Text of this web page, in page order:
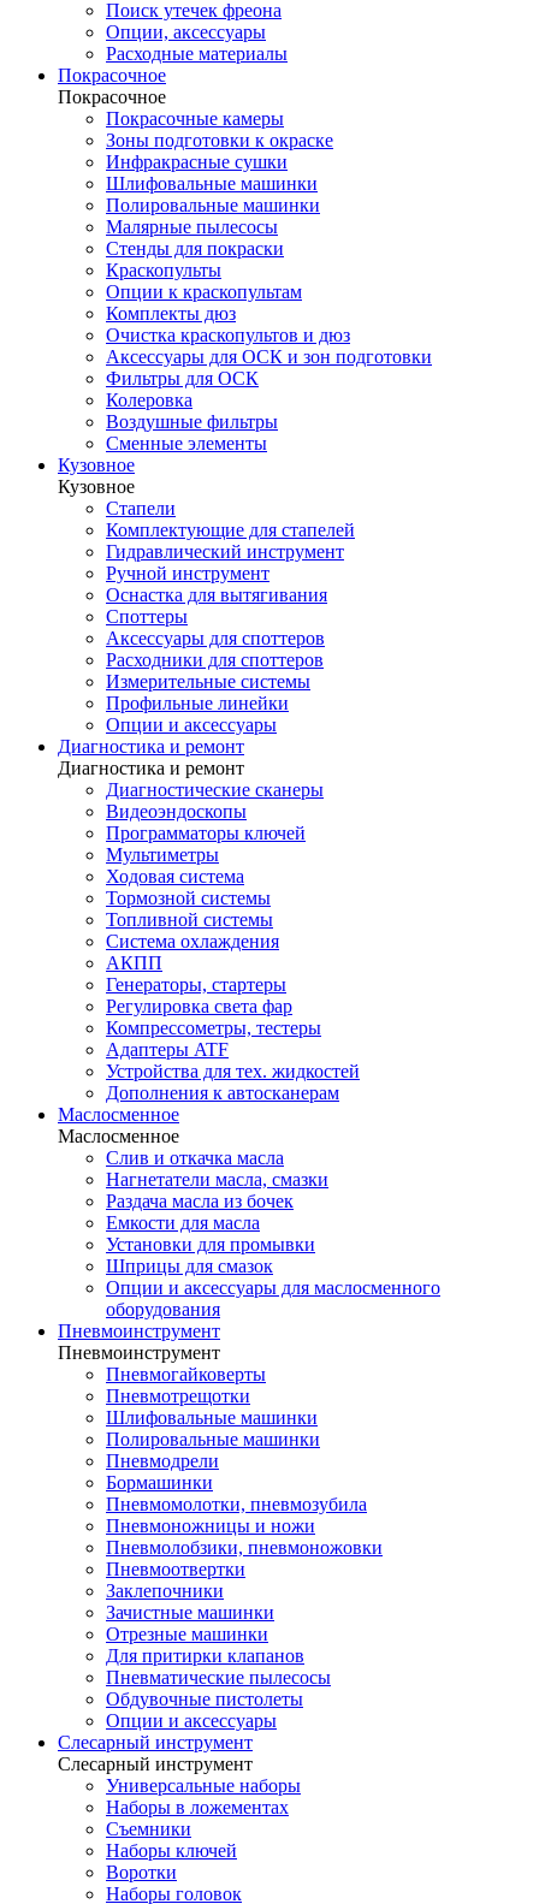
Поиск утечек фреона
Опции, аксессуары
Расходные материалы
Покрасочное
Покрасочное
Покрасочные камеры
Зоны подготовки к окраске
Инфракрасные сушки
Шлифовальные машинки
Полировальные машинки
Малярные пылесосы
Стенды для покраски
Краскопульты
Опции к краскопультам
Комплекты дюз
Очистка краскопультов и дюз
Аксессуары для ОСК и зон подготовки
Фильтры для ОСК
Колеровка
Воздушные фильтры
Сменные элементы
Кузовное
Кузовное
Стапели
Комплектующие для стапелей
Гидравлический инструмент
Ручной инструмент
Оснастка для вытягивания
Споттеры
Аксессуары для споттеров
Расходники для споттеров
Измерительные системы
Профильные линейки
Опции и аксессуары
Диагностика и ремонт
Диагностика и ремонт
Диагностические сканеры
Видеоэндоскопы
Программаторы ключей
Мультиметры
Ходовая система
Тормозной системы
Топливной системы
Система охлаждения
АКПП
Генераторы, стартеры
Регулировка света фар
Компрессометры, тестеры
Адаптеры ATF
Устройства для тех. жидкостей
Дополнения к автосканерам
Маслосменное
Маслосменное
Слив и откачка масла
Нагнетатели масла, смазки
Раздача масла из бочек
Емкости для масла
Установки для промывки
Шприцы для смазок
Опции и аксессуары для маслосменного
оборудования
Пневмоинструмент
Пневмоинструмент
Пневмогайковерты
Пневмотрещотки
Шлифовальные машинки
Полировальные машинки
Пневмодрели
Бормашинки
Пневмомолотки, пневмозубила
Пневмоножницы и ножи
Пневмолобзики, пневмоножовки
Пневмоотвертки
Заклепочники
Зачистные машинки
Отрезные машинки
Для притирки клапанов
Пневматические пылесосы
Обдувочные пистолеты
Опции и аксессуары
Слесарный инструмент
Слесарный инструмент
Универсальные наборы
Наборы в ложементах
Съемники
Наборы ключей
Воротки
Наборы головок